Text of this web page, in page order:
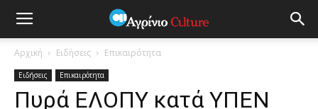
Αρχική Ειδήσεις Επικαιρότητα
Ειδήσεις Επικαιρότητα
Πυρά ΕΛΟΠΥ κατά ΥΠΕΝ